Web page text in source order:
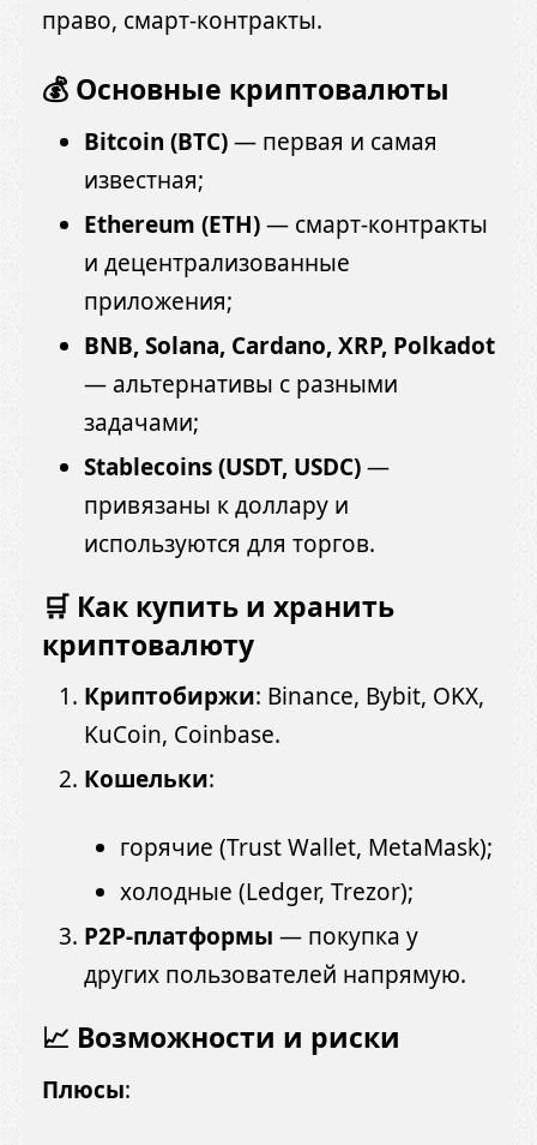
право, смарт-контракты.
💰 Основные криптовалюты
Bitcoin (BTC)— первая и самая
известная;
Ethereum (ETH)— смарт-контракты
и децентрализованные
приложения;
BNB, Solana, Cardano, XRP, Polkadot
— альтернативы с разными
задачами;
Stablecoins (USDT, USDC)—
привязаны к доллару и
используются для торгов.
🛒 Как купить и хранить
криптовалюту
Криптобиржи: Binance, Bybit, OKX,
KuCoin, Coinbase.
Кошельки:
горячие (Trust Wallet, MetaMask);
холодные (Ledger, Trezor);
P2P-платформы — покупка у
других пользователей напрямую.
📈 Возможности и риски
Плюсы: